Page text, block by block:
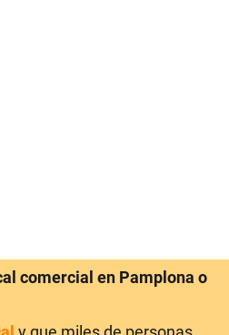
comercial en Pamplona o